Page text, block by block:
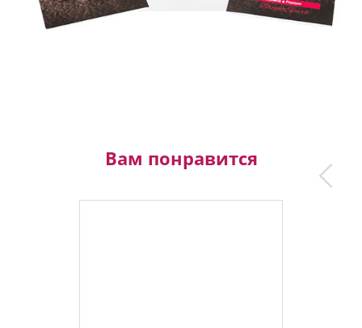
Вам понравится